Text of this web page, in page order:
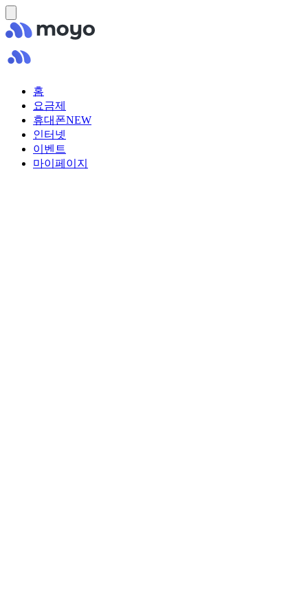
홈
요금제
휴대폰NEW
인터넷
이벤트
마이페이지